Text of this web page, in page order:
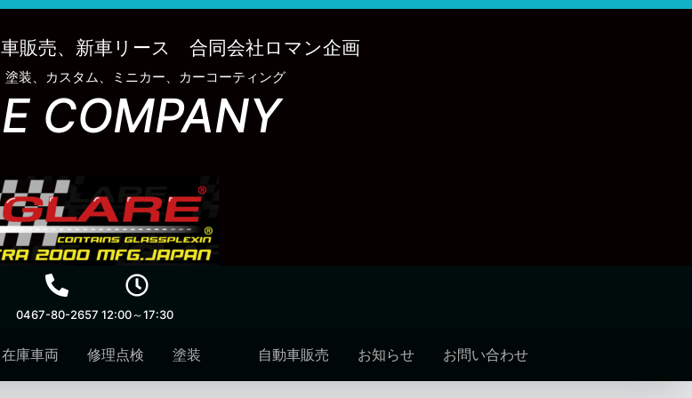
販売、新車リース 合同会社ロマン企画
装、カスタム、ミニカー、カーコーティング
COMPANY
0467-80-2657 12:00～17:30
庫車両 修理点検 塗装 自動車販売 お知らせ お問い合わせ